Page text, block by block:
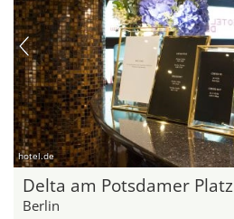
hotel.de
Delta am Potsdamer Platz
Berlin